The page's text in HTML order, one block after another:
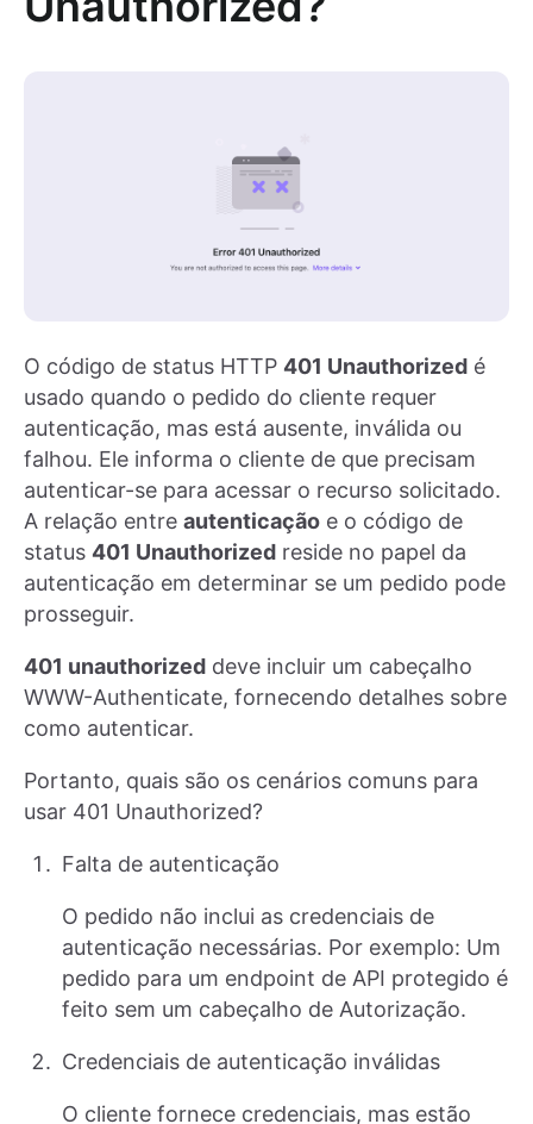
O código de status HTTP 401 Unauthorized é
usado quando o pedido do cliente requer
autenticação, mas está ausente, inválida ou
falhou. Ele informa o cliente de que precisam
autenticar-se para acessar o recurso solicitado.
A relação entre autenticação e o código de
status 401 Unauthorized reside no papel da
autenticação em determinar se um pedido pode
prosseguir.
401 unauthorized deve incluir um cabeçalho
WWW-Authenticate, fornecendo detalhes sobre
como autenticar.
Portanto, quais são os cenários comuns para
usar 401 Unauthorized?
Falta de autenticação
O pedido não inclui as credenciais de
autenticação necessárias. Por exemplo: Um
pedido para um endpoint de API protegido é
feito sem um cabeçalho de Autorização.
Credenciais de autenticação inválidas
O cliente fornece credenciais, mas estão